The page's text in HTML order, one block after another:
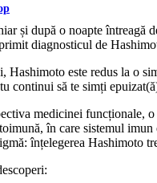
și după o noapte întreagă
diagnosticul de
Hashimoto este redus la o
continui să te simți
medicinei funcționale, o
în care sistemul
înțelegerea Hashimoto